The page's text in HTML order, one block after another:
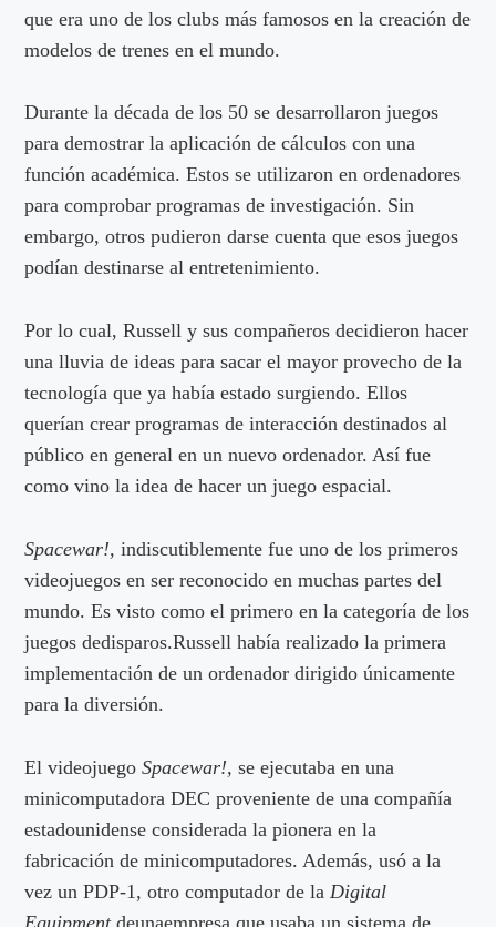
que era uno de los clubs más famosos en la creación de
modelos de trenes en el mundo.
Durante la década de los 50 se desarrollaron juegos
para demostrar la aplicación de cálculos con una
función académica. Estos se utilizaron en ordenadores
para comprobar programas de investigación. Sin
embargo, otros pudieron darse cuenta que esos juegos
podían destinarse al entretenimiento.
Por lo cual, Russell y sus compañeros decidieron hacer
una lluvia de ideas para sacar el mayor provecho de la
tecnología que ya había estado surgiendo. Ellos
querían crear programas de interacción destinados al
público en general en un nuevo ordenador. Así fue
como vino la idea de hacer un juego espacial.
Spacewar!,indiscutiblemente fue uno de los primeros
videojuegos en ser reconocido en muchas partes del
mundo. Es visto como el primero en la categoría de los
juegos dedisparos.Russell había realizado la primera
implementación de un ordenador dirigido únicamente
para la diversión.
El videojuegoSpacewar!,se ejecutaba en una
minicomputadora DEC proveniente de una compañía
estadounidense considerada la pionera en la
fabricación de minicomputadores. Además, usó a la
vez un PDP-1, otro computador de la Digital
Equipmentdeunaempresa que usaba un sistema de